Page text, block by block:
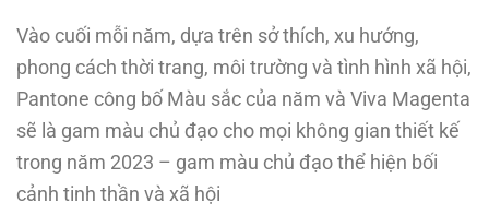
Vào cuối mỗi năm, dựa trên sở thích, xu hướng,
phong cách thời trang, môi trường và tình hình xã hội,
Pantone công bố Màu sắc của năm và Viva Magenta
sẽ là gam màu chủ đạo cho mọi không gian thiết kế
trong năm 2023 – gam màu chủ đạo thể hiện bối
cảnh tinh thần và xã hội